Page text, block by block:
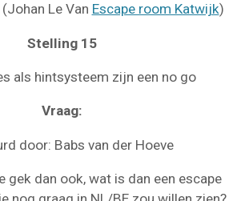
Le Van Escape room Katwijk)
Stelling 15
als hintsysteem zijn een no go
Vraag:
door: Babs van der Hoeve
gek dan ook, wat is dan een escape